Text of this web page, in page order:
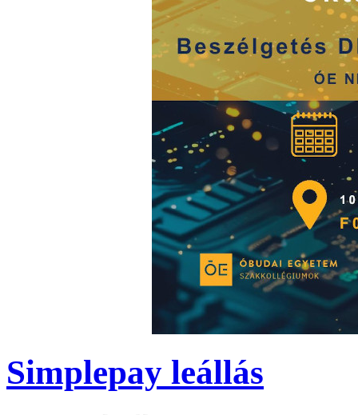
Simplepay leállás